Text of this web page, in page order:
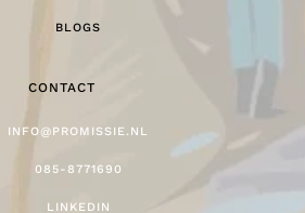
BLOGS
CONTACT
INFO@PROMISSIE.NL
085-8771690
LINKEDIN